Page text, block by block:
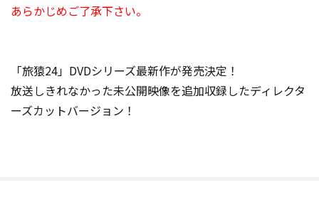
あらかじめご了承下さい。
「旅猿24」DVDシリーズ最新作が発売決定！
放送しきれなかった未公開映像を追加収録したディレクタ
ーズカットバージョン！